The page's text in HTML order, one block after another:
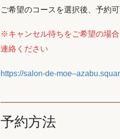
ご希望のコースを選択後、予約
※キャンセル待ちをご希望の場
連絡ください
https://salon-de-
予約方法